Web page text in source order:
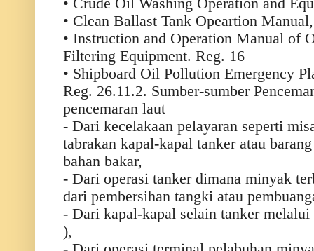
• Crude Oil Washing Operation and
• Clean Ballast Tank Opeartion
• Instruction and Operation Manual of
Filtering Equipment. Reg. 16
• Shipboard Oil Pollution Emergency
Reg. 26.11.2. Sumber-sumber
pencemaran laut
- Dari kecelakaan pelayaran seperti
tabrakan kapal-kapal tanker atau
bahan bakar,
- Dari operasi tanker dimana minyak
dari pembersihan tangki atau
- Dari kapal-kapal selain tanker
),